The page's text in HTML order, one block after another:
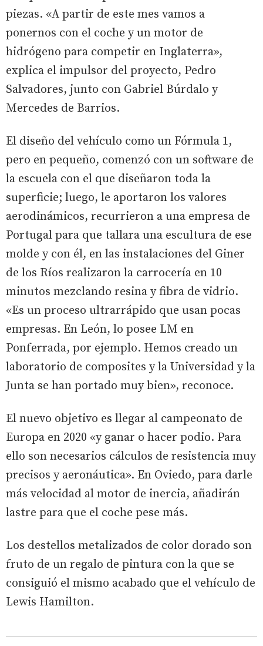
piezas. «A partir de este mes vamos a
ponernos con el coche y un motor de
hidrógeno para competir en Inglaterra»,
explica el impulsor del proyecto, Pedro
Salvadores, junto con Gabriel Búrdalo y
Mercedes de Barrios.
El diseño del vehículo como un Fórmula 1,
pero en pequeño, comenzó con un software de
la escuela con el que diseñaron toda la
superficie; luego, le aportaron los valores
aerodinámicos, recurrieron a una empresa de
Portugal para que tallara una escultura de ese
molde y con él, en las instalaciones del Giner
de los Ríos realizaron la carrocería en 10
minutos mezclando resina y fibra de vidrio.
«Es un proceso ultrarrápido que usan pocas
empresas. En León, lo posee LM en
Ponferrada, por ejemplo. Hemos creado un
laboratorio de composites y la Universidad y la
Junta se han portado muy bien», reconoce.
El nuevo objetivo es llegar al campeonato de
Europa en 2020 «y ganar o hacer podio. Para
ello son necesarios cálculos de resistencia muy
precisos y aeronáutica». En Oviedo, para darle
más velocidad al motor de inercia, añadirán
lastre para que el coche pese más.
Los destellos metalizados de color dorado son
fruto de un regalo de pintura con la que se
consiguió el mismo acabado que el vehículo de
Lewis Hamilton.